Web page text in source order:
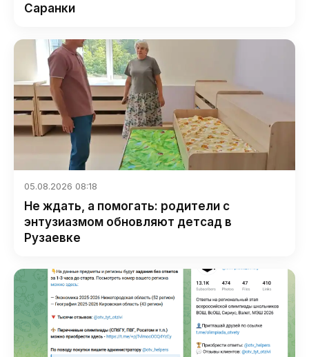
Саранки
05.08.2026 08:18
Не ждать, а помогать: родители с
энтузиазмом обновляют детсад в
Рузаевке